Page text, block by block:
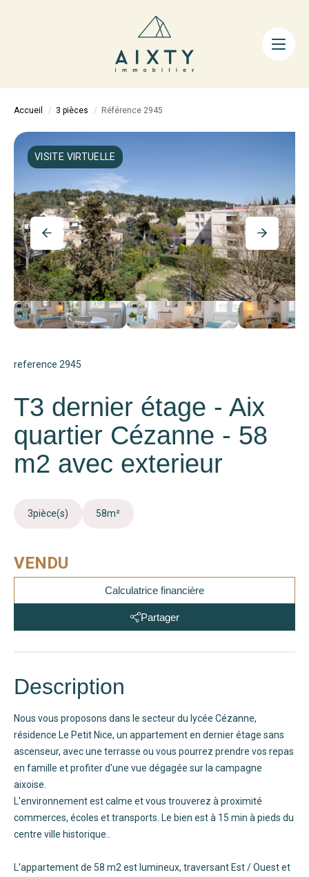
ACHETER
AIXTY & VOUS
Nos Agences
Nos Équipes
Nos Tarifs
Nos Biens Vendus
Notre City Guide
Accueil 3 pièces Référence 2945
VISITE VIRTUELLE
reference 2945
T3 dernier étage - Aix
quartier Cézanne - 58
m2 avec exterieur
3pièce(s) 58m²
VENDU
Calculatrice financière
Partager
Description
Nous vous proposons dans le secteur du lycée Cézanne,
résidence Le Petit Nice, un appartement en dernier étage sans
ascenseur, avec une terrasse ou vous pourrez prendre vos repas
en famille et profiter d'une vue dégagée sur la campagne
aixoise.
L'environnement est calme et vous trouverez à proximité
commerces, écoles et transports. Le bien est à 15 min à pieds du
centre ville historique..
L'appartement de 58 m2 est lumineux, traversant Est / Ouest et